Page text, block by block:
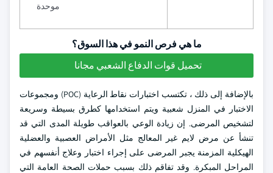
موحدة
ما هي فرص النمو في هذا السوق؟
تحميل قوات الدفاع الشعبي مجانا
بالإضافة إلى ذلك ، تكتسب اختبارات نقاط الرعاية (POC) ومجموعات
الاختبار في المنزل شعبية ويتم استخدامها كطرق بسيطة وسريعة
لتشخيص المرضى. إن زيادة الوعي بالعواقب طويلة المدى التي قد
تنشأ عن مرض لايم غير المعالج مثل الأمراض العصبية والعضلية
الهيكلية المزمنة يجبر المرضى على إجراء اختبار وعلاج أنفسهم في
المراحل المبكرة. وقد تفاقم ذلك بسبب حملات الصحة العامة التي